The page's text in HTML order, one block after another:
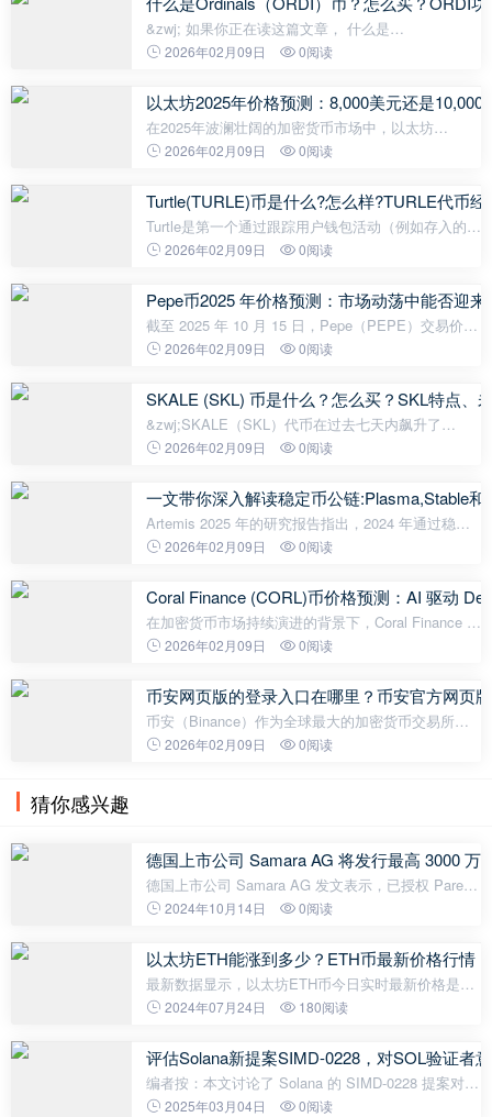
&zwj; 如果你正在读这篇文章， 什么是
ORDI（Ordinals）？我想了解它的功能。
们的未来前景。如何购买 ORDI（Ordinals）？我想知
道哪些交易所可以
2026年02月09日 0阅读
以太坊2025年价格预测：8,000美元还是10,000
在2025年波澜壮阔的加密货币市场中，以太坊
（ETH）展现出令人瞩目的韧性。经历了10月初的剧
4129美元左右。 尽管在10月11日因市场恐慌一
2026年02月09日 0阅读
Turtle(TURLE)币是什么?怎么样?TURLE代币
Turtle是第一个通过跟踪用户钱包活动（例如存入的流
动性和获得的收益、进行的交易、通过委托进行的质
协议。 其主要目标是协调W
2026年02月09日 0阅读
Pepe币2025 年价格预测：市场动荡中能否迎
截至 2025 年 10 月 15 日，Pepe（PEPE）交易价格
为 0.0000075567 美元，在过去 24 小时内上涨了
生在 10 月 11 日 PEPE 经历 23.70%
2026年02月09日 0阅读
SKALE (SKL) 币是什么？怎么买？SKL特点、
&zwj;SKALE（SKL）代币在过去七天内飙升了
140%，在加密货币市场上引起了广泛关注。 SKALE
案，SKL 是其原生实用代币。 目前，SKALE正
2026年02月09日 0阅读
一文带你深入解读稳定币公链:Plasma,Stable和
Artemis 2025 年的研究报告指出，2024 年通过稳定
币结算的经济规模已高达约 26 万亿美元，其体量已
领域的费用结构如同一种&ldquo
2026年02月09日 0阅读
Coral Finance (CORL)币价格预测：AI 驱动
在加密货币市场持续演进的背景下，Coral Finance 作
为一个去中心化金融 AI 应用层，旨在通过人工智能
与平台。 截至 2025 年 1
2026年02月09日 0阅读
币安网页版的登录入口在哪里？币安官方网页
币安（Binance）作为全球最大的加密货币交易所之
一，一直吸引着数百万用户进行交易和投资对于大多
2026年02月09日 0阅读
猜你感兴趣
德国上市公司 Samara AG 将发行最高 3000 万
德国上市公司 Samara AG 发文表示，已授权 Pareto
Securities 作为独家管理人安排一系列固定收益投资
券。该债券将增加比特币仓位
2024年10月14日 0阅读
以太坊ETH能涨到多少？ETH币最新价格行情
最新数据显示，以太坊ETH币今日实时最新价格是
3,509.80美元，一枚以太坊ETH约合人民币2.54万
3,481.19美元，波幅为3.81%，换手率为0.02
2024年07月24日 180阅读
评估Solana新提案SIMD-0228，对SOL验证者
编者按：本文讨论了 Solana 的 SIMD-0228 提案对验
证者盈利能力的影响，通过构建模型估算了在不同情
2025年03月04日 0阅读